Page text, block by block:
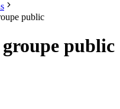
public
groupe public